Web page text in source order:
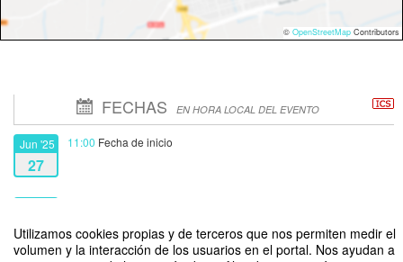
Utilizamos cookies propias y de terceros que nos permiten medir el
volumen y la interacción de los usuarios en el portal. Nos ayudan a
© OpenStreetMap Contributors
FECHAS EN HORA LOCAL DEL EVENTO
Jun '25
27
11:00 Fecha de inicio
27